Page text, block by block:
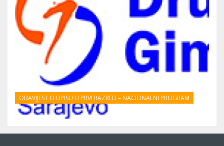
OBAVIJEST O UPISU U PRVI RAZRED – NACIONALNI PROGRAM